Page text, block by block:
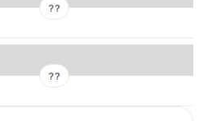
??
??